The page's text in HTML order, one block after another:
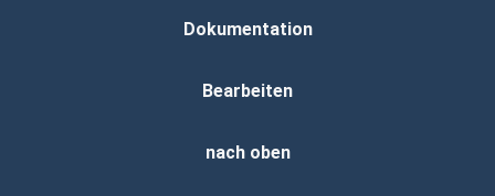
Dokumentation
Bearbeiten
nach oben